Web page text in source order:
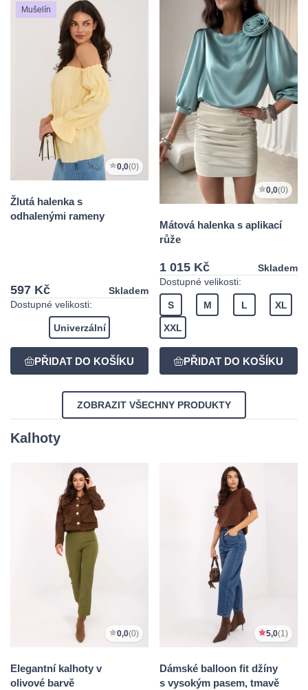
Mušelín
0,0(0)
Žlutá halenka s
odhalenými rameny
597 Kč
Skladem
Dostupné velikosti:
Univerzální
0,0(0)
Mátová halenka s aplikací
růže
1 015 Kč
Skladem
Dostupné velikosti:
S M L XL
XXL
ZOBRAZIT VŠECHNY PRODUKTY
Kalhoty
0,0(0)
Elegantní kalhoty v
olivové barvě
5,0(1)
Dámské balloon fit džíny
s vysokým pasem, tmavě